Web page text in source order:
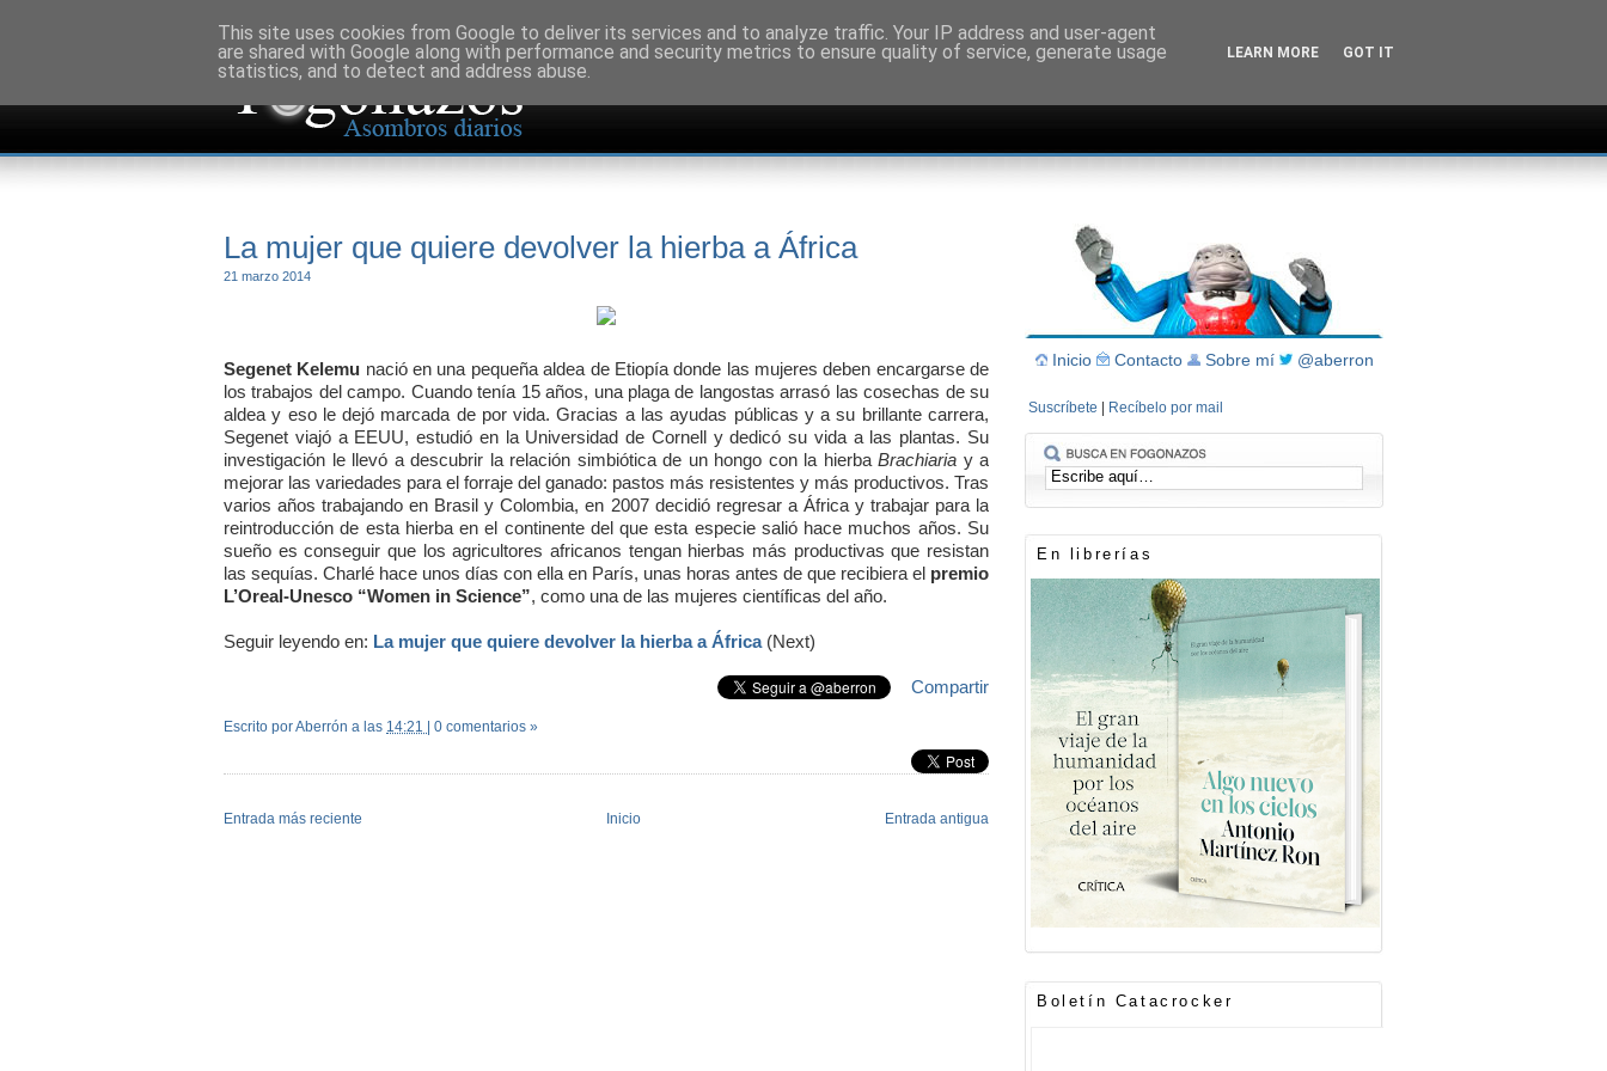
La mujer que quiere devolver la hierba a África
21 marzo 2014
Segenet Kelemu nació en una pequeña aldea de Etiopía donde las mujeres deben encargarse de
los trabajos del campo. Cuando tenía 15 años, una plaga de langostas arrasó las cosechas de su
aldea y eso le dejó marcada de por vida. Gracias a las ayudas públicas y a su brillante carrera,
Segenet viajó a EEUU, estudió en la Universidad de Cornell y dedicó su vida a las plantas. Su
investigación le llevó a descubrir la relación simbiótica de un hongo con la hierba Brachiaria y a
mejorar las variedades para el forraje del ganado: pastos más resistentes y más productivos. Tras
varios años trabajando en Brasil y Colombia, en 2007 decidió regresar a África y trabajar para la
reintroducción de esta hierba en el continente del que esta especie salió hace muchos años. Su
sueño es conseguir que los agricultores africanos tengan hierbas más productivas que resistan
las sequías. Charlé hace unos días con ella en París, unas horas antes de que recibiera el premio
L’Oreal-Unesco “Women in Science”, como una de las mujeres científicas del año.
Seguir leyendo en: La mujer que quiere devolver la hierba a África (Next)
Compartir
Escrito por Aberrón a las 14:21 | 0 comentarios »
Entrada más reciente Entrada antigua
Inicio
Inicio Contacto Sobre mí @aberron
Suscríbete Recíbelo por mail
En librerías
Boletín Catacrocker
This site uses cookies from Google to deliver its services and to analyze traffic. Your IP address and user-agent
are shared with Google along with performance and security metrics to ensure quality of service, generate usage
statistics, and to detect and address abuse.
LEARN MORE GOT IT